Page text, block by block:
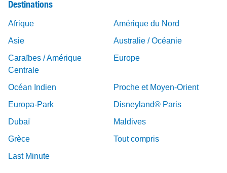
Destinations
Afrique
Amérique du Nord
Asie
Australie / Océanie
Caraïbes / Amérique
Centrale
Europe
Océan Indien
Proche et Moyen-Orient
Europa-Park
Disneyland® Paris
Dubaï
Maldives
Grèce
Tout compris
Last Minute